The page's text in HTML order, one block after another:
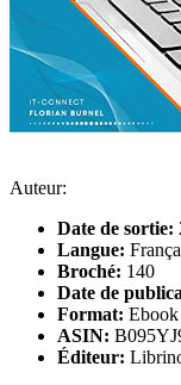
Auteur:
Date de sortie:
Langue:
Broché: 140
Date de
Format:
ASIN:
Éditeur: